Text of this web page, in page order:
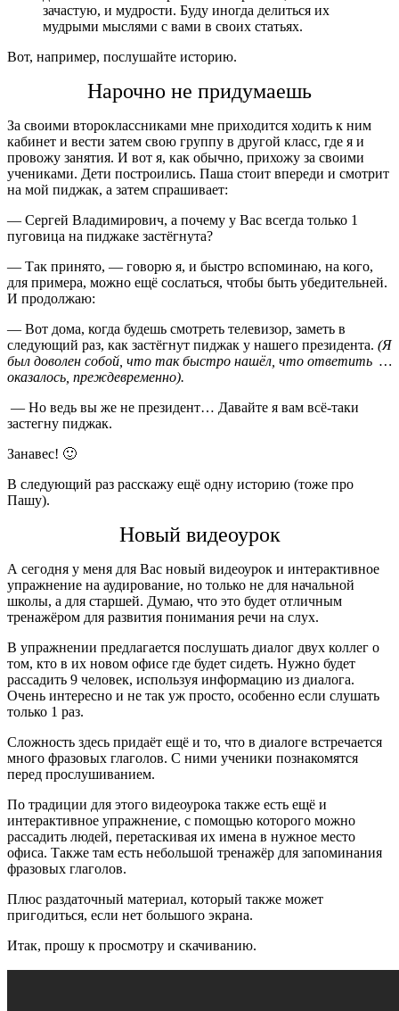
зачастую, и мудрости. Буду иногда делиться их
мудрыми мыслями с вами в своих статьях.
Вот, например, послушайте историю.
Нарочно не придумаешь
За своими второклассниками мне приходится ходить к ним
кабинет и вести затем свою группу в другой класс, где я и
провожу занятия. И вот я, как обычно, прихожу за своими
учениками. Дети построились. Паша стоит впереди и смотрит
на мой пиджак, а затем спрашивает:
— Сергей Владимирович, а почему у Вас всегда только 1
пуговица на пиджаке застёгнута?
— Так принято, — говорю я, и быстро вспоминаю, на кого,
для примера, можно ещё сослаться, чтобы быть убедительней.
И продолжаю:
— Вот дома, когда будешь смотреть телевизор, заметь в
следующий раз, как застёгнут пиджак у нашего президента. (Я
был доволен собой, что так быстро нашёл, что ответить …
оказалось, преждевременно).
— Но ведь вы же не президент… Давайте я вам всё-таки
застегну пиджак.
Занавес! 🙂
В следующий раз расскажу ещё одну историю (тоже про
Пашу).
Новый видеоурок
А сегодня у меня для Вас новый видеоурок и интерактивное
упражнение на аудирование, но только не для начальной
школы, а для старшей. Думаю, что это будет отличным
тренажёром для развития понимания речи на слух.
В упражнении предлагается послушать диалог двух коллег о
том, кто в их новом офисе где будет сидеть. Нужно будет
рассадить 9 человек, используя информацию из диалога.
Очень интересно и не так уж просто, особенно если слушать
только 1 раз.
Сложность здесь придаёт ещё и то, что в диалоге встречается
много фразовых глаголов. С ними ученики познакомятся
перед прослушиванием.
По традиции для этого видеоурока также есть ещё и
интерактивное упражнение, с помощью которого можно
рассадить людей, перетаскивая их имена в нужное место
офиса. Также там есть небольшой тренажёр для запоминания
фразовых глаголов.
Плюс раздаточный материал, который также может
пригодиться, если нет большого экрана.
Итак, прошу к просмотру и скачиванию.